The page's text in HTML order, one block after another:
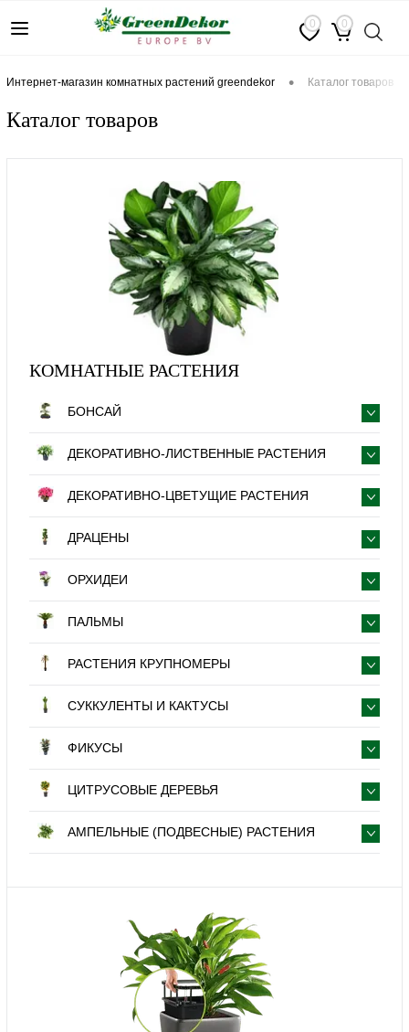
0 0
интернет-магазин комнатных растений greendekor • каталог товаров
Каталог товаров
КОМНАТНЫЕ РАСТЕНИЯ
БОНСАЙ
ДЕКОРАТИВНО-ЛИСТВЕННЫЕ РАСТЕНИЯ
ДЕКОРАТИВНО-ЦВЕТУЩИЕ РАСТЕНИЯ
ДРАЦЕНЫ
ОРХИДЕИ
ПАЛЬМЫ
РАСТЕНИЯ КРУПНОМЕРЫ
СУККУЛЕНТЫ И КАКТУСЫ
ФИКУСЫ
ЦИТРУСОВЫЕ ДЕРЕВЬЯ
АМПЕЛЬНЫЕ (ПОДВЕСНЫЕ) РАСТЕНИЯ